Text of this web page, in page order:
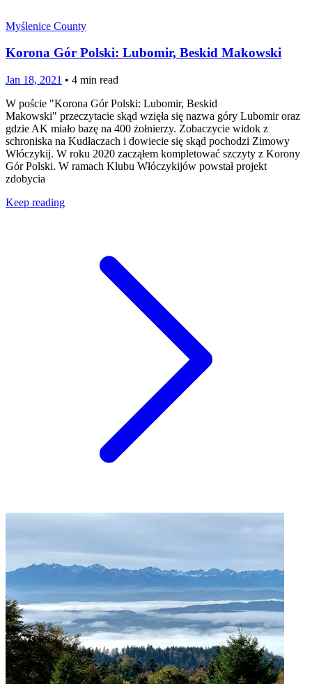
Myślenice County
Korona Gór Polski: Lubomir, Beskid Makowski
Jan 18, 2021 • 4 min read
W poście "Korona Gór Polski: Lubomir, Beskid
Makowski" przeczytacie skąd wzięła się nazwa góry Lubomir oraz
gdzie AK miało bazę na 400 żołnierzy. Zobaczycie widok z
schroniska na Kudłaczach i dowiecie się skąd pochodzi Zimowy
Włóczykij. W roku 2020 zacząłem kompletować szczyty z Korony
Gór Polski. W ramach Klubu Włóczykijów powstał projekt
zdobycia
Keep reading